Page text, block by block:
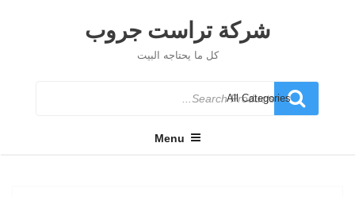
شركة تراست جروب
كل ما يحتاجه البيت
Search
for
Menu